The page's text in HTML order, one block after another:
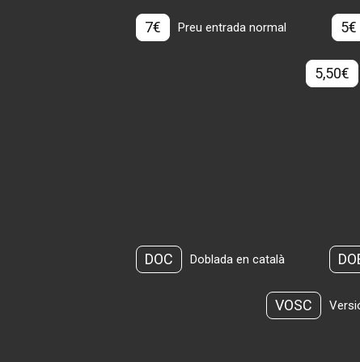
7€ Preu entrada normal 5€
5,50€
DOC Doblada en català
VOSC